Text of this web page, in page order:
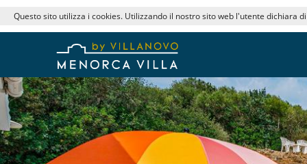
Questo sito utilizza i cookies. Utilizzando il nostro sito web l'utente dichiara